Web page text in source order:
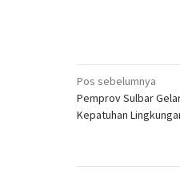
Navigasi
pos
Pos sebelumnya
Pemprov Sulbar
Kepatuhan